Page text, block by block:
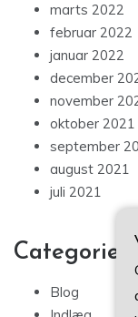
marts 2022
februar 2022
januar 2022
december
november
oktober 2021
september
august 2021
juli 2021
Categories
Blog